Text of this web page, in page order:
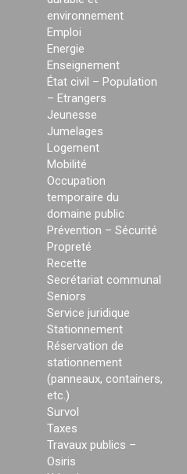
environnement
Emploi
Energie
Enseignement
État civil – Population
– Etrangers
Jeunesse
Jumelages
Logement
Mobilité
Occupation
temporaire du
domaine public
Prévention – Sécurité
Propreté
Recette
Secrétariat communal
Seniors
Service juridique
Stationnement
Réservation de
stationnement
(panneaux, containers,
etc.)
Survol
Taxes
Travaux publics –
Osiris